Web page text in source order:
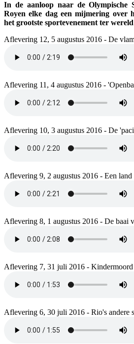
In de aanloop naar de Olympische
Royen elke dag een mijmering over
het grootste sportevenement ter wereld
Aflevering 12, 5 augustus 2016 - De
Aflevering 11, 4 augustus 2016 -
Aflevering 10, 3 augustus 2016 - De
Aflevering 9, 2 augustus 2016 - Een land
Aflevering 8, 1 augustus 2016 - De baai
Aflevering 7, 31 juli 2016 - Kindermoord
Aflevering 6, 30 juli 2016 - Rio's andere